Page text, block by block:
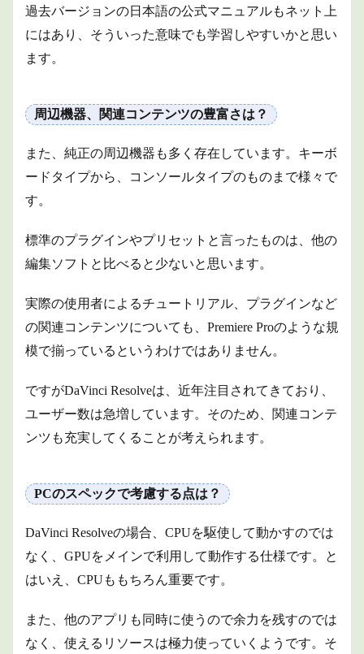
過去バージョンの日本語の公式マニュアルもネット上
にはあり、そういった意味でも学習しやすいかと思い
ます。
周辺機器、関連コンテンツの豊富さは？
また、純正の周辺機器も多く存在しています。キーボ
ードタイプから、コンソールタイプのものまで様々で
す。
標準のプラグインやプリセットと言ったものは、他の
編集ソフトと比べると少ないと思います。
実際の使用者によるチュートリアル、プラグインなど
の関連コンテンツについても、Premiere Proのような規
模で揃っているというわけではありません。
ですがDaVinci Resolveは、近年注目されてきており、
ユーザー数は急増しています。そのため、関連コンテ
ンツも充実してくることが考えられます。
PCのスペックで考慮する点は？
DaVinci Resolveの場合、CPUを駆使して動かすのでは
なく、GPUをメインで利用して動作する仕様です。と
はいえ、CPUももちろん重要です。
また、他のアプリも同時に使うので余力を残すのでは
なく、使えるリソースは極力使っていくようです。そ